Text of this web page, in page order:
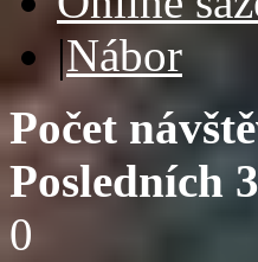
|Nábor
Počet
Posledních
0